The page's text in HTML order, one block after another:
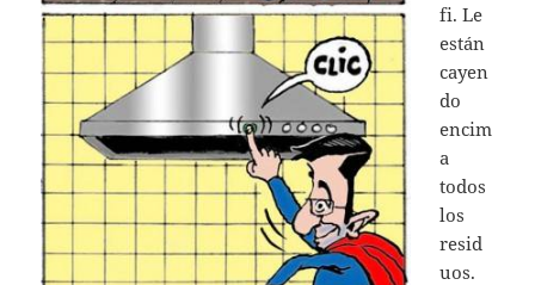
fi. Le
están
cayen
do
encim
a
todos
los
resid
uos.